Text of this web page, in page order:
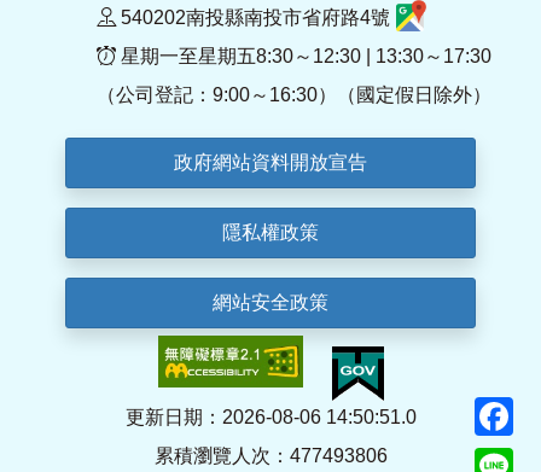
540202南投縣南投市省府路4號
星期一至星期五8:30～12:30 | 13:30～17:30
（公司登記：9:00～16:30）（國定假日除外）
政府網站資料開放宣告
隱私權政策
網站安全政策
更新日期：2026-08-06 14:50:51.0
累積瀏覽人次：477493806